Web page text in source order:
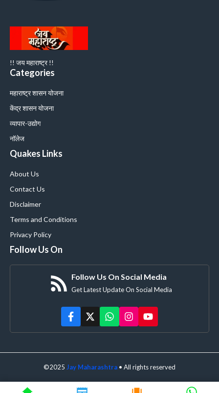
!! जय महाराष्ट्र !!
Categories
महाराष्ट्र शासन योजना
केंद्र शासन योजना
व्यापार-उद्योग
नॉलेज
Quakes Links
About Us
Contact Us
Disclaimer
Terms and Conditions
Privacy Policy
Follow Us On
Follow Us On Social Media
Get Latest Update On Social Media
©2025 Jay Maharashtra • All rights reserved